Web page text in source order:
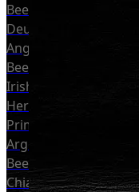
Beef
Deutsches
Angus
Beef
Irish
Hereford
Prime
Argentina
Beef
Chianina